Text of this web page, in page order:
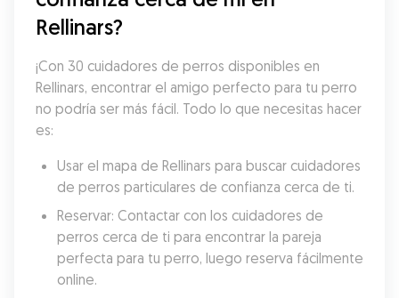
Rellinars?
¡Con 30 cuidadores de perros disponibles en
Rellinars, encontrar el amigo perfecto para tu perro
no podría ser más fácil. Todo lo que necesitas hacer
es:
Usar el mapa de Rellinars para buscar cuidadores
de perros particulares de confianza cerca de ti.
Reservar: Contactar con los cuidadores de
perros cerca de ti para encontrar la pareja
perfecta para tu perro, luego reserva fácilmente
online.